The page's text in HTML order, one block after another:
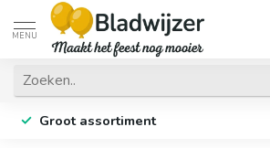
MENU
Groot assortiment